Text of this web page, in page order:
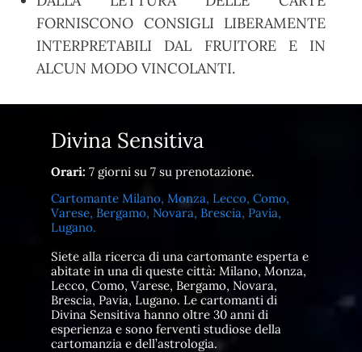
FORNISCONO CONSIGLI LIBERAMENTE
INTERPRETABILI DAL FRUITORE E IN
ALCUN MODO VINCOLANTI.
Divina Sensitiva
Orari: 7 giorni su 7 su prenotazione.
Cartomante Milano, Monza, Lecco, Como,
Varese, Bergamo, Novara, Brescia, Pavia,
Lugano.
Siete alla ricerca di una cartomante esperta e
abitate in una di queste città: Milano, Monza,
Lecco, Como, Varese, Bergamo, Novara,
Brescia, Pavia, Lugano. Le cartomanti di
Divina Sensitiva hanno oltre 30 anni di
esperienza e sono ferventi studiose della
cartomanzia e dell’astrologia.